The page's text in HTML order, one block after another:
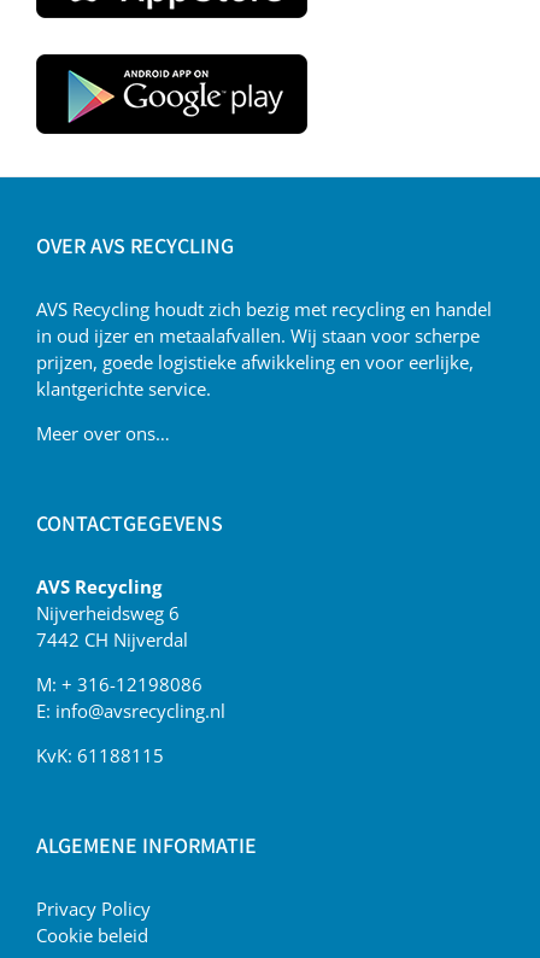
OVER AVS RECYCLING
AVS Recycling houdt zich bezig met recycling en handel
in oud ijzer en metaalafvallen. Wij staan voor scherpe
prijzen, goede logistieke afwikkeling en voor eerlijke,
klantgerichte service.
Meer over ons…
CONTACTGEGEVENS
AVS Recycling
Nijverheidsweg 6
7442 CH Nijverdal
M: + 316-12198086
E: info@avsrecycling.nl
KvK: 61188115
ALGEMENE INFORMATIE
Privacy Policy
Cookie beleid